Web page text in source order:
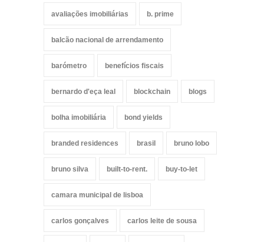
avaliações imobiliárias b. prime
balcão nacional de arrendamento
barómetro benefícios fiscais
bernardo d'eça leal blockchain blogs
bolha imobiliária bond yields
branded residences brasil bruno lobo
bruno silva built-to-rent. buy-to-let
camara municipal de lisboa
carlos gonçalves carlos leite de sousa